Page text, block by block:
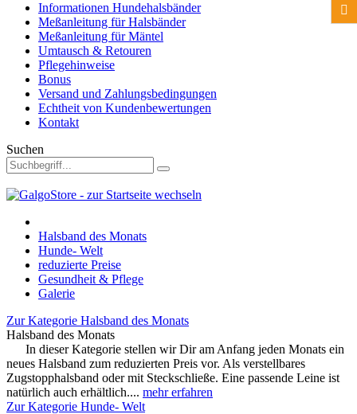
Informationen Hundehalsbänder
Meßanleitung für Halsbänder
Meßanleitung für Mäntel
Umtausch & Retouren
Pflegehinweise
Bonus
Versand und Zahlungsbedingungen
Echtheit von Kundenbewertungen
Kontakt
Suchen
Halsband des Monats
Hunde- Welt
reduzierte Preise
Gesundheit & Pflege
Galerie
Zur Kategorie Halsband des Monats
Halsband des Monats
In dieser Kategorie stellen wir Dir am Anfang jeden Monats ein
neues Halsband zum reduzierten Preis vor. Als verstellbares
Zugstopphalsband oder mit Steckschließe. Eine passende Leine ist
natürlich auch erhältlich.... mehr erfahren
Zur Kategorie Hunde- Welt